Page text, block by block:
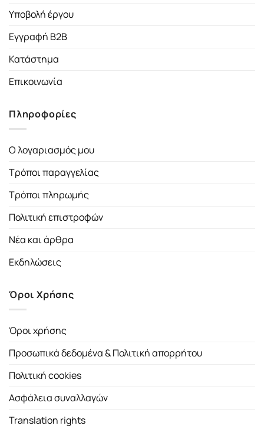
Υποβολή έργου
Εγγραφή B2B
Κατάστημα
Επικοινωνία
Πληροφορίες
Ο λογαριασμός μου
Τρόποι παραγγελίας
Τρόποι πληρωμής
Πολιτική επιστροφών
Νέα και άρθρα
Εκδηλώσεις
Όροι Χρήσης
Όροι χρήσης
Προσωπικά δεδομένα & Πολιτική απορρήτου
Πολιτική cookies
Ασφάλεια συναλλαγών
Translation rights